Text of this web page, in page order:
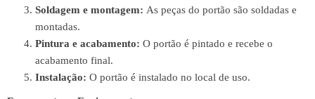
Soldagem e montagem: As peças do portão são soldadas e
montadas.
Pintura e acabamento: O portão é pintado e recebe o
acabamento final.
Instalação: O portão é instalado no local de uso.